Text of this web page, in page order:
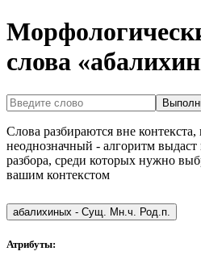
слова
Слова разбираются вне
неоднозначный - алгоритм выдаст
разбора, среди которых нужно
вашим контекстом
абалихиных - Сущ. Мн.ч. Род.п.
Атрибуты: